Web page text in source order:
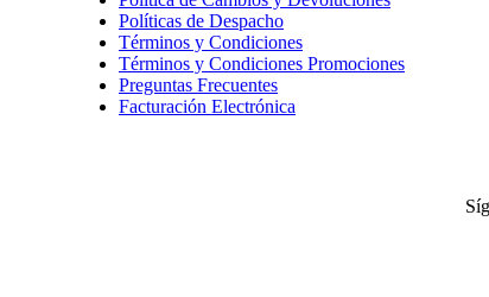
Políticas de Despacho
Términos y Condiciones
Términos y Condiciones Promociones
Preguntas Frecuentes
Facturación Electrónica